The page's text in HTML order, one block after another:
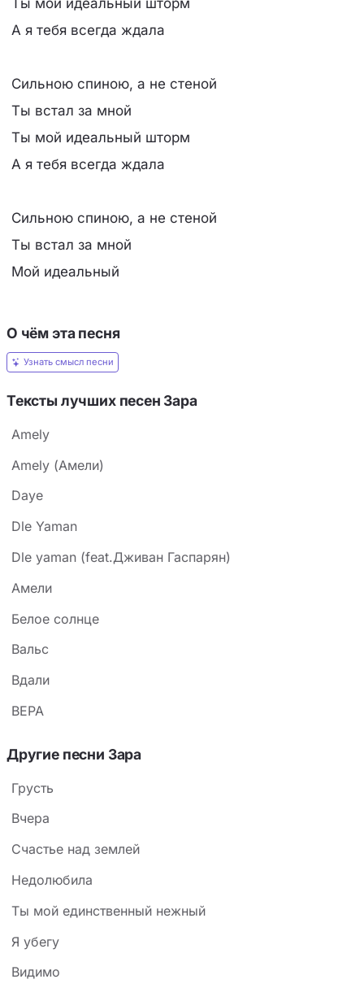
Ты мой идеальный шторм
А я тебя всегда ждала
Сильною спиною, а не стеной
Ты встал за мной
Ты мой идеальный шторм
А я тебя всегда ждала
Сильною спиною, а не стеной
Ты встал за мной
Мой идеальный
О чём эта песня
Узнать смысл песни
Тексты лучших песен Зара
Amely
Amely (Амели)
Daye
Dle Yaman
Dle yaman (feat.Дживан Гаспарян)
Амели
Белое солнце
Вальс
Вдали
ВЕРА
Другие песни Зара
Грусть
Вчера
Счастье над землей
Недолюбила
Ты мой единственный нежный
Я убегу
Видимо